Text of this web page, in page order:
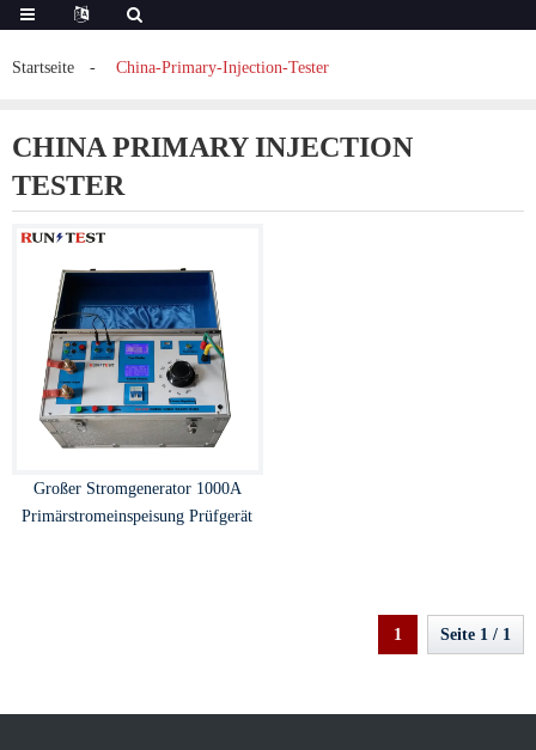
Startseite China-Primary-Injection-Tester
CHINA PRIMARY INJECTION
TESTER
Großer Stromgenerator 1000A
Primärstromeinspeisung Prüfgerät
1 Seite 1 / 1